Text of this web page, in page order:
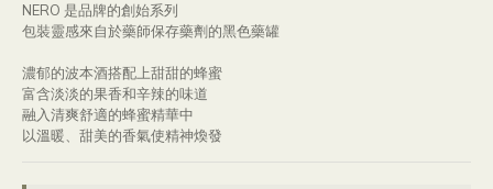
NERO 是品牌的創始系列
包裝靈感來自於藥師保存藥劑的黑色藥罐
濃郁的波本酒搭配上甜甜的蜂蜜
富含淡淡的果香和辛辣的味道
融入清爽舒適的蜂蜜精華中
以溫暖、甜美的香氣使精神煥發